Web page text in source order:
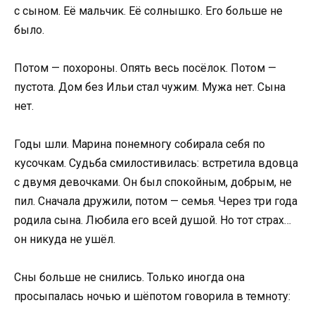
с сыном. Её мальчик. Её солнышко. Его больше не
было.
Потом — похороны. Опять весь посёлок. Потом —
пустота. Дом без Ильи стал чужим. Мужа нет. Сына
нет.
Годы шли. Марина понемногу собирала себя по
кусочкам. Судьба смилостивилась: встретила вдовца
с двумя девочками. Он был спокойным, добрым, не
пил. Сначала дружили, потом — семья. Через три года
родила сына. Любила его всей душой. Но тот страх…
он никуда не ушёл.
Сны больше не снились. Только иногда она
просыпалась ночью и шёпотом говорила в темноту: